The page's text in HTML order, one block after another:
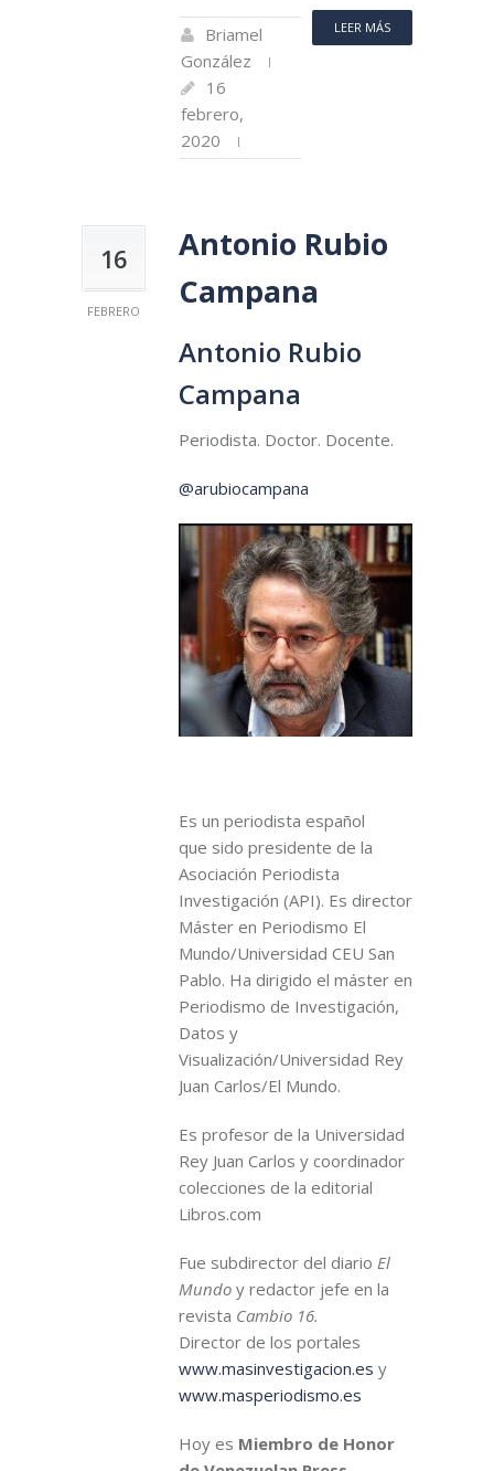
LEER MÁS
Briamel
González
16
febrero,
2020
16
FEBRERO
Antonio Rubio
Campana
Antonio Rubio
Campana
Periodista. Doctor. Docente.
@arubiocampana
Es un periodista español
que sido presidente de la
Asociación Periodista
Investigación (API). Es director
Máster en Periodismo El
Mundo/Universidad CEU San
Pablo. Ha dirigido el máster en
Periodismo de Investigación,
Datos y
Visualización/Universidad Rey
Juan Carlos/El Mundo.
Es profesor de la Universidad
Rey Juan Carlos y coordinador
colecciones de la editorial
Libros.com
Fue subdirector del diario El
Mundo y redactor jefe en la
revista Cambio 16.
Director de los portales
www.masinvestigacion.es y
www.masperiodismo.es
Hoy es Miembro de Honor